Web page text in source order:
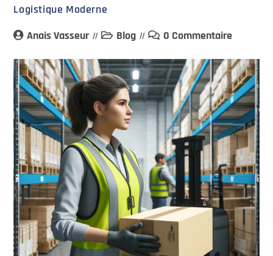
Logistique Moderne
Anais Vasseur
Blog 0 Commentaire